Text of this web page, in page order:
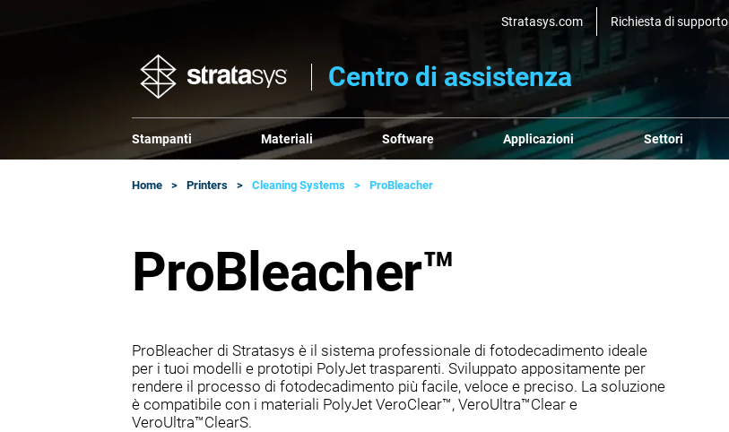
Stratasys.com Richiesta di supporto
Centro di assistenza
Stampanti Materiali Software Applicazioni Settori
Home Printers Cleaning Systems ProBleacher
ProBleacher™
ProBleacher di Stratasys è il sistema professionale di fotodecadimento ideale
per i tuoi modelli e prototipi PolyJet trasparenti. Sviluppato appositamente per
rendere il processo di fotodecadimento più facile, veloce e preciso. La soluzione
è compatibile con i materiali PolyJet VeroClear™, VeroUltra™Clear e
VeroUltra™ClearS.